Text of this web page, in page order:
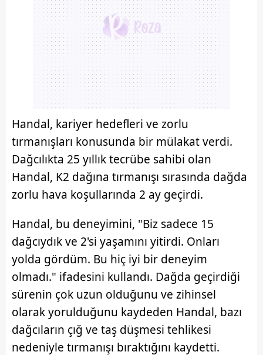
Handal, kariyer hedefleri ve zorlu
tırmanışları konusunda bir mülakat verdi.
Dağcılıkta 25 yıllık tecrübe sahibi olan
Handal, K2 dağına tırmanışı sırasında dağda
zorlu hava koşullarında 2 ay geçirdi.
Handal, bu deneyimini, "Biz sadece 15
dağcıydık ve 2'si yaşamını yitirdi. Onları
yolda gördüm. Bu hiç iyi bir deneyim
olmadı." ifadesini kullandı. Dağda geçirdiği
sürenin çok uzun olduğunu ve zihinsel
olarak yorulduğunu kaydeden Handal, bazı
dağcıların çığ ve taş düşmesi tehlikesi
nedeniyle tırmanışı bıraktığını kaydetti.